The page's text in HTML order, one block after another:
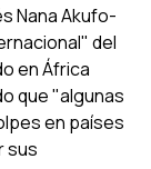
Nana Akufo-
del
en África
que "algunas
en países
sus